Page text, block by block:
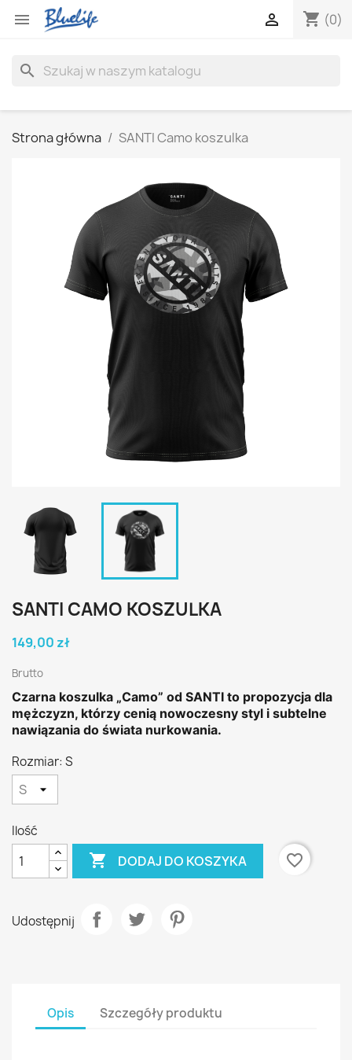
 shopping_cart (0)

search
Strona główna SANTI Camo koszulka
SANTI CAMO KOSZULKA
149,00 zł
Brutto
Czarna koszulka „Camo” od SANTI to propozycja dla
mężczyzn, którzy cenią nowoczesny styl i subtelne
nawiązania do świata nurkowania.
Rozmiar: S
Ilość
 DODAJ DO KOSZYKA favorite_border
Udostępnij
Opis Szczegóły produktu